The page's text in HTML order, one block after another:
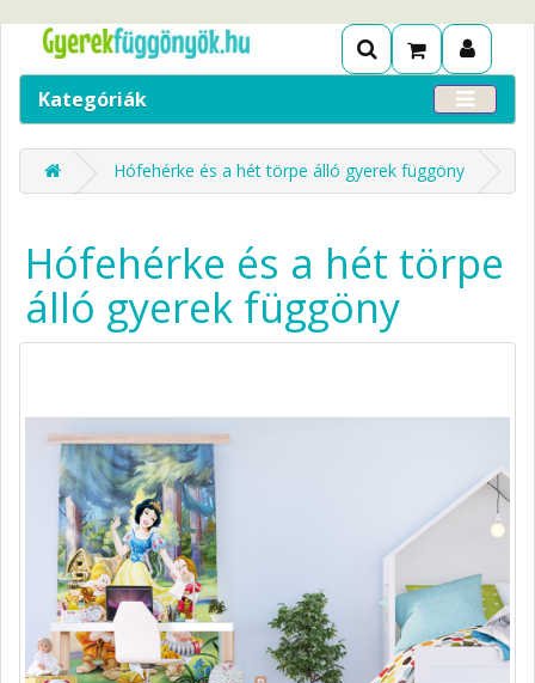
Kategóriák
Hófehérke és a hét törpe álló gyerek függöny
Hófehérke és a hét törpe
álló gyerek függöny